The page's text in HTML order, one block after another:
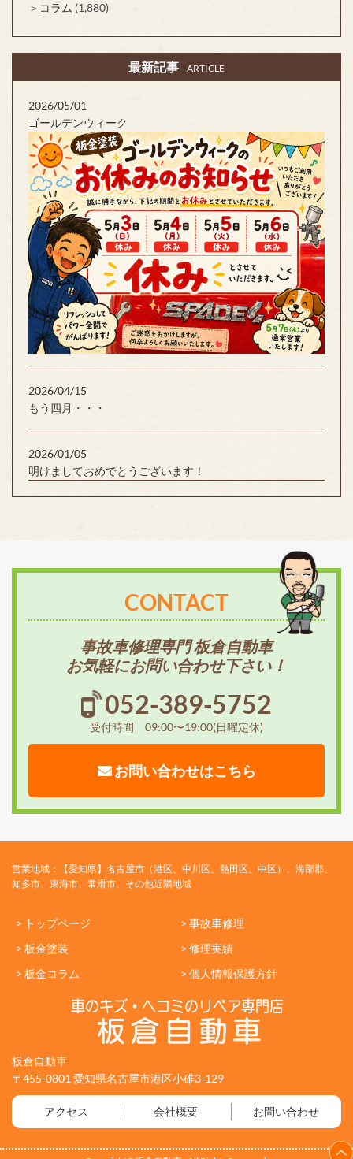
コラム (1,880)
最新記事 ARTICLE
2026/05/01
ゴールデンウィーク
2026/04/15
もう四月・・・
2026/01/05
明けましておめでとうございます！
CONTACT
事故車修理専門 板倉自動車
お気軽にお問い合わせ下さい！
052-389-5752
受付時間 09:00〜19:00(日曜定休)
お問い合わせはこちら
営業地域：【愛知県】名古屋市（港区、中川区、熱田区、中区）、海部郡、
知多市、東海市、常滑市、その他近隣地域
> トップページ
> 事故車修理
> 板金塗装
> 修理実績
> 板金コラム
> 個人情報保護方針
板倉自動車
〒455-0801 愛知県名古屋市港区小碓3-129
アクセス 会社概要 お問い合わせ